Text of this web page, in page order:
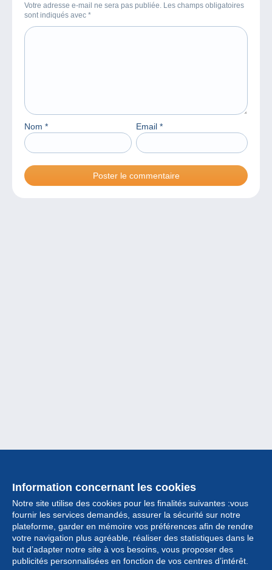
Votre adresse e-mail ne sera pas publiée. Les champs obligatoires
sont indiqués avec *
Nom * Email *
Information concernant les cookies
Notre site utilise des cookies pour les finalités suivantes :vous
fournir les services demandés, assurer la sécurité sur notre
plateforme, garder en mémoire vos préférences afin de rendre
votre navigation plus agréable, réaliser des statistiques dans le
but d’adapter notre site à vos besoins, vous proposer des
publicités personnalisées en fonction de vos centres d’intérêt.
Collection